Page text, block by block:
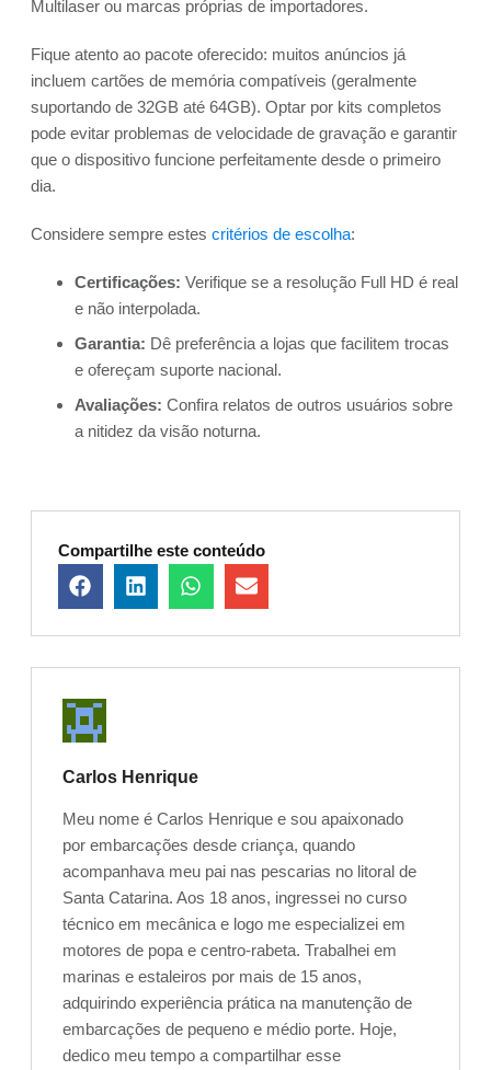
Multilaser ou marcas próprias de importadores.
Fique atento ao pacote oferecido: muitos anúncios já
incluem cartões de memória compatíveis (geralmente
suportando de 32GB até 64GB). Optar por kits completos
pode evitar problemas de velocidade de gravação e garantir
que o dispositivo funcione perfeitamente desde o primeiro
dia.
Considere sempre estes critérios de escolha:
Certificações: Verifique se a resolução Full HD é real
e não interpolada.
Garantia: Dê preferência a lojas que facilitem trocas
e ofereçam suporte nacional.
Avaliações: Confira relatos de outros usuários sobre
a nitidez da visão noturna.
Compartilhe este conteúdo
Carlos Henrique
Meu nome é Carlos Henrique e sou apaixonado
por embarcações desde criança, quando
acompanhava meu pai nas pescarias no litoral de
Santa Catarina. Aos 18 anos, ingressei no curso
técnico em mecânica e logo me especializei em
motores de popa e centro-rabeta. Trabalhei em
marinas e estaleiros por mais de 15 anos,
adquirindo experiência prática na manutenção de
embarcações de pequeno e médio porte. Hoje,
dedico meu tempo a compartilhar esse